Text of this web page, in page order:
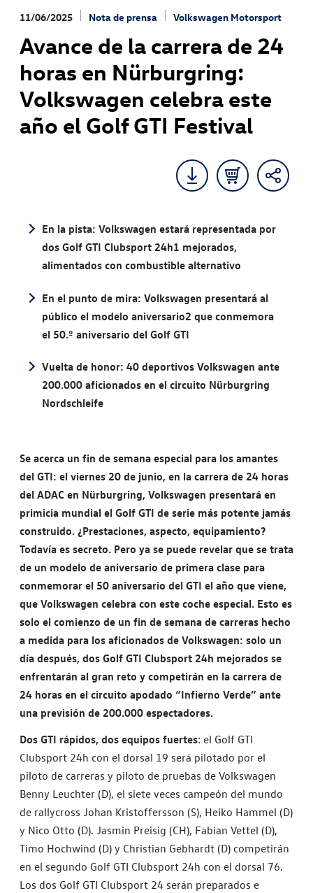
11/06/2025 Nota de prensa Volkswagen Motorsport
Avance de la carrera de 24
horas en Nürburgring:
Volkswagen celebra este
año el Golf GTI Festival
En la pista: Volkswagen estará representada por
dos Golf GTI Clubsport 24h1 mejorados,
alimentados con combustible alternativo
En el punto de mira: Volkswagen presentará al
público el modelo aniversario2 que conmemora
el 50.º aniversario del Golf GTI
Vuelta de honor: 40 deportivos Volkswagen ante
200.000 aficionados en el circuito Nürburgring
Nordschleife
Se acerca un fin de semana especial para los amantes
del GTI: el viernes 20 de junio, en la carrera de 24 horas
del ADAC en Nürburgring, Volkswagen presentará en
primicia mundial el Golf GTI de serie más potente jamás
construido. ¿Prestaciones, aspecto, equipamiento?
Todavía es secreto. Pero ya se puede revelar que se trata
de un modelo de aniversario de primera clase para
conmemorar el 50 aniversario del GTI el año que viene,
que Volkswagen celebra con este coche especial. Esto es
solo el comienzo de un fin de semana de carreras hecho
a medida para los aficionados de Volkswagen: solo un
día después, dos Golf GTI Clubsport 24h mejorados se
enfrentarán al gran reto y competirán en la carrera de
24 horas en el circuito apodado “Infierno Verde” ante
una previsión de 200.000 espectadores.
Dos GTI rápidos, dos equipos fuertes: el Golf GTI
Clubsport 24h con el dorsal 19 será pilotado por el
piloto de carreras y piloto de pruebas de Volkswagen
Benny Leuchter (D), el siete veces campeón del mundo
de rallycross Johan Kristoffersson (S), Heiko Hammel (D)
y Nico Otto (D). Jasmin Preisig (CH), Fabian Vettel (D),
Timo Hochwind (D) y Christian Gebhardt (D) competirán
en el segundo Golf GTI Clubsport 24h con el dorsal 76.
Los dos Golf GTI Clubsport 24 serán preparados e